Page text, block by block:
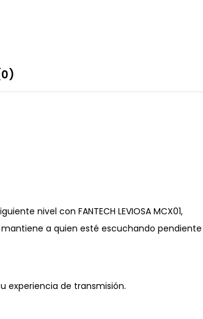
nivel con FANTECH LEVIOSA MCX01,
a quien esté escuchando pendiente
experiencia de transmisión.